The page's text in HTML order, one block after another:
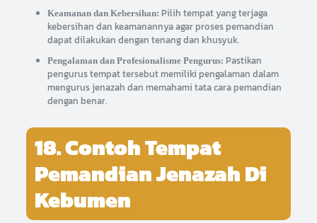
Keamanan dan Kebersihan: Pilih tempat yang terjaga
kebersihan dan keamanannya agar proses pemandian
dapat dilakukan dengan tenang dan khusyuk.
Pengalaman dan Profesionalisme Pengurus: Pastikan
pengurus tempat tersebut memiliki pengalaman dalam
mengurus jenazah dan memahami tata cara pemandian
dengan benar.
18. Contoh Tempat
Pemandian Jenazah Di
Kebumen